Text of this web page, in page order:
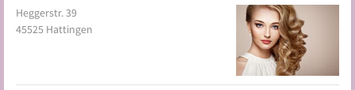
Heggerstr. 39
45525 Hattingen